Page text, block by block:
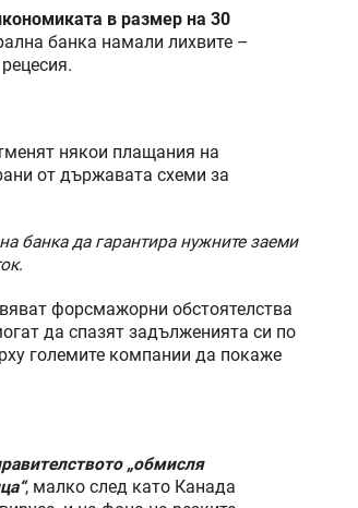
в размер на 30
банка намали лихвите –
някои плащания на
от държавата схеми за
банка да гарантира нужните заеми
.
форсмажорни обстоятелства
да спазят задълженията си по
големите компании да покаже
„обмисля
, малко след като Канада